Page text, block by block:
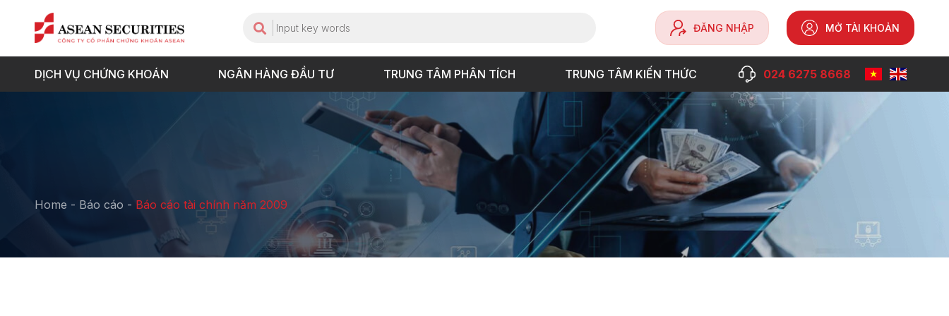
ĐĂNG NHẬP MỞ TÀI KHOẢN
DỊCH VỤ CHỨNG KHOÁN NGÂN HÀNG ĐẦU TƯ TRUNG TÂM PHÂN TÍCH TRUNG TÂM KIẾN THỨC 024 6275 8668
Home - Báo cáo - Báo cáo tài chính năm 2009